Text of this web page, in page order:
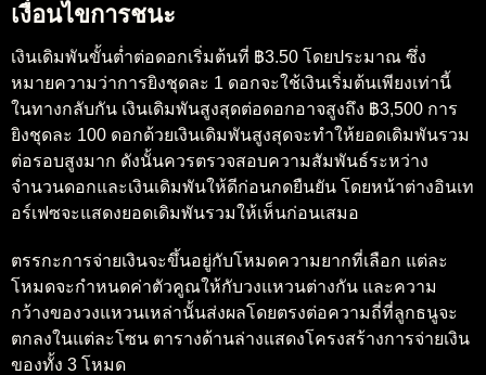
เงื่อนไขการชนะ
เงินเดิมพันขั้นต่ำต่อดอกเริ่มต้นที่ ฿3.50 โดยประมาณ ซึ่ง
หมายความว่าการยิงชุดละ 1 ดอกจะใช้เงินเริ่มต้นเพียงเท่านี้
ในทางกลับกัน เงินเดิมพันสูงสุดต่อดอกอาจสูงถึง ฿3,500 การ
ยิงชุดละ 100 ดอกด้วยเงินเดิมพันสูงสุดจะทำให้ยอดเดิมพันรวม
ต่อรอบสูงมาก ดังนั้นควรตรวจสอบความสัมพันธ์ระหว่าง
จำนวนดอกและเงินเดิมพันให้ดีก่อนกดยืนยัน โดยหน้าต่างอินเท
อร์เฟซจะแสดงยอดเดิมพันรวมให้เห็นก่อนเสมอ
ตรรกะการจ่ายเงินจะขึ้นอยู่กับโหมดความยากที่เลือก แต่ละ
โหมดจะกำหนดค่าตัวคูณให้กับวงแหวนต่างกัน และความ
กว้างของวงแหวนเหล่านั้นส่งผลโดยตรงต่อความถี่ที่ลูกธนูจะ
ตกลงในแต่ละโซน ตารางด้านล่างแสดงโครงสร้างการจ่ายเงิน
ของทั้ง 3 โหมด